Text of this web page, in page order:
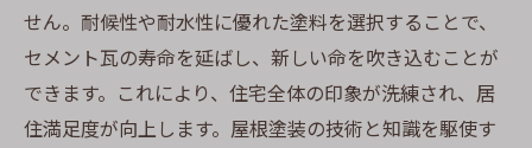
せん。耐候性や耐水性に優れた塗料を選択することで、
セメント瓦の寿命を延ばし、新しい命を吹き込むことが
できます。これにより、住宅全体の印象が洗練され、居
住満足度が向上します。屋根塗装の技術と知識を駆使す